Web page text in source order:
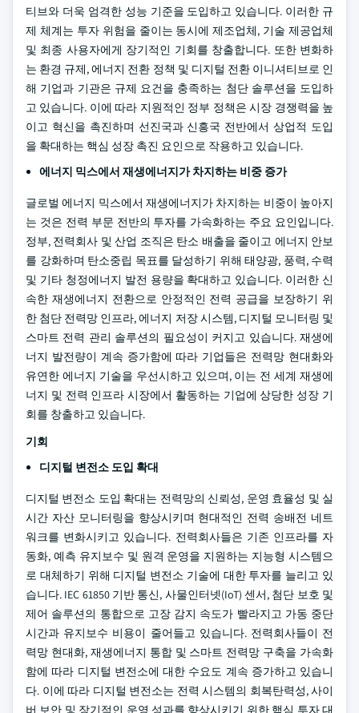
티브와 더욱 엄격한 성능 기준을 도입하고 있습니다. 이러한 규
제 체계는 투자 위험을 줄이는 동시에 제조업체, 기술 제공업체
및 최종 사용자에게 장기적인 기회를 창출합니다. 또한 변화하
는 환경 규제, 에너지 전환 정책 및 디지털 전환 이니셔티브로 인
해 기업과 기관은 규제 요건을 충족하는 첨단 솔루션을 도입하
고 있습니다. 이에 따라 지원적인 정부 정책은 시장 경쟁력을 높
이고 혁신을 촉진하며 선진국과 신흥국 전반에서 상업적 도입
을 확대하는 핵심 성장 촉진 요인으로 작용하고 있습니다.
에너지 믹스에서 재생에너지가 차지하는 비중 증가
글로벌 에너지 믹스에서 재생에너지가 차지하는 비중이 높아지
는 것은 전력 부문 전반의 투자를 가속화하는 주요 요인입니다.
정부, 전력회사 및 산업 조직은 탄소 배출을 줄이고 에너지 안보
를 강화하며 탄소중립 목표를 달성하기 위해 태양광, 풍력, 수력
및 기타 청정에너지 발전 용량을 확대하고 있습니다. 이러한 신
속한 재생에너지 전환으로 안정적인 전력 공급을 보장하기 위
한 첨단 전력망 인프라, 에너지 저장 시스템, 디지털 모니터링 및
스마트 전력 관리 솔루션의 필요성이 커지고 있습니다. 재생에
너지 발전량이 계속 증가함에 따라 기업들은 전력망 현대화와
유연한 에너지 기술을 우선시하고 있으며, 이는 전 세계 재생에
너지 및 전력 인프라 시장에서 활동하는 기업에 상당한 성장 기
회를 창출하고 있습니다.
기회
디지털 변전소 도입 확대
디지털 변전소 도입 확대는 전력망의 신뢰성, 운영 효율성 및 실
시간 자산 모니터링을 향상시키며 현대적인 전력 송배전 네트
워크를 변화시키고 있습니다. 전력회사들은 기존 인프라를 자
동화, 예측 유지보수 및 원격 운영을 지원하는 지능형 시스템으
로 대체하기 위해 디지털 변전소 기술에 대한 투자를 늘리고 있
습니다. IEC 61850 기반 통신, 사물인터넷(IoT) 센서, 첨단 보호 및
제어 솔루션의 통합으로 고장 감지 속도가 빨라지고 가동 중단
시간과 유지보수 비용이 줄어들고 있습니다. 전력회사들이 전
력망 현대화, 재생에너지 통합 및 스마트 전력망 구축을 가속화
함에 따라 디지털 변전소에 대한 수요도 계속 증가하고 있습니
다. 이에 따라 디지털 변전소는 전력 시스템의 회복탄력성, 사이
버 보안 및 장기적인 운영 성과를 향상시키기 위한 핵심 투자 대